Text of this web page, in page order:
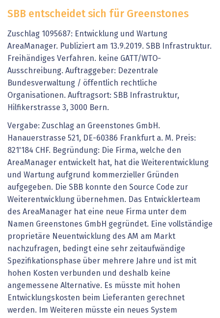
SBB entscheidet sich für Greenstones
Zuschlag 1095687: Entwicklung und Wartung
AreaManager. Publiziert am 13.9.2019. SBB Infrastruktur.
Freihändiges Verfahren. keine GATT/WTO-
Ausschreibung. Auftraggeber: Dezentrale
Bundesverwaltung / öffentlich rechtliche
Organisationen. Auftragsort: SBB Infrastruktur,
Hilfikerstrasse 3, 3000 Bern.
Vergabe: Zuschlag an Greenstones GmbH.
Hanauerstrasse 521, DE-60386 Frankfurt a. M. Preis:
821'184 CHF. Begründung: Die Firma, welche den
AreaManager entwickelt hat, hat die Weiterentwicklung
und Wartung aufgrund kommerzieller Gründen
aufgegeben. Die SBB konnte den Source Code zur
Weiterentwicklung übernehmen. Das Entwicklerteam
des AreaManager hat eine neue Firma unter dem
Namen Greenstones GmbH gegründet. Eine vollständige
proprietäre Neuentwicklung des AM am Markt
nachzufragen, bedingt eine sehr zeitaufwändige
Spezifikationsphase über mehrere Jahre und ist mit
hohen Kosten verbunden und deshalb keine
angemessene Alternative. Es müsste mit hohen
Entwicklungskosten beim Lieferanten gerechnet
werden. Im Weiteren müsste ein neues System